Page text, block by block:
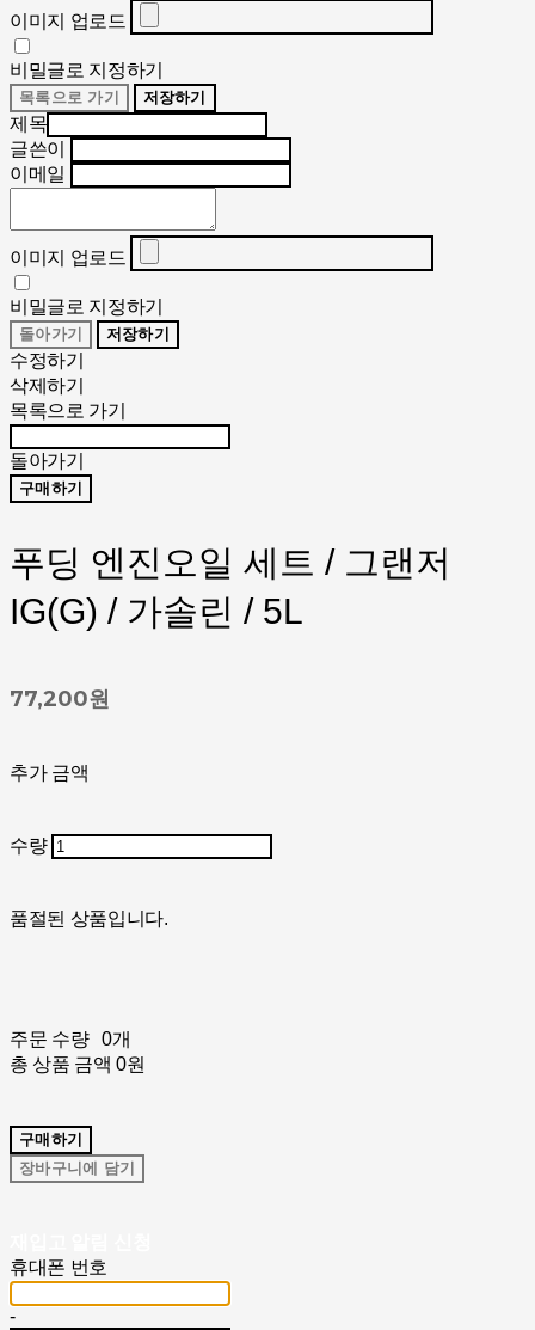
이미지 업로드
비밀글로 지정하기
목록으로 가기 저장하기
제목
글쓴이
이메일
이미지 업로드
비밀글로 지정하기
돌아가기 저장하기
수정하기
삭제하기
목록으로 가기
돌아가기
구매하기
푸딩 엔진오일 세트 / 그랜저
IG(G) / 가솔린 / 5L
77,200원
추가 금액
수량
품절된 상품입니다.
주문 수량
0개
총 상품 금액 0원
구매하기
장바구니에 담기
휴대폰 번호
-